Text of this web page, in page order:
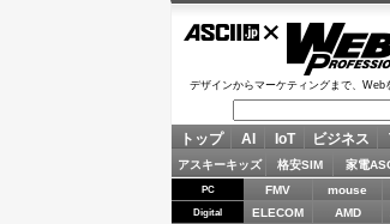
Web
デザインからマーケティングまで、Web
トップ AI IoT ビジネス
アスキーキッズ 格安SIM 家電
PC FMV mouse
Digital ELECOM AMD